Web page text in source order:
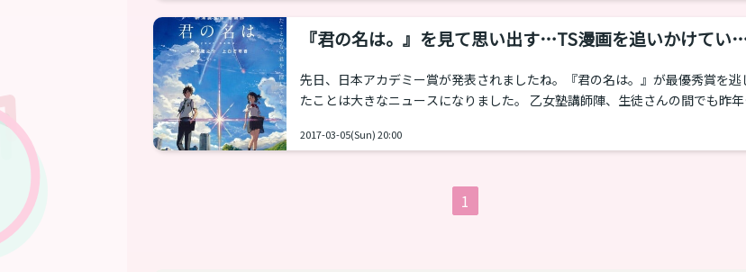
さえない主人公が女装すると美少女に見えるという都合の良い（笑）設定です
が、何と登場人物がLGBTだら...
『君の名は。』を見て思い出す…TS漫画を追いかけてい
先日、日本アカデミー賞が発表されましたね。『君の名は。』が最優秀賞を逃
たことは大きなニュースになりました。 乙女塾講師陣、生徒さんの間でも昨
きな感銘を受けたといいます。 『君の名は。』には“トランス要素”が含まれてい
でいたというトランスの方々は多いようです。 ©️「君の名は。」制作委員会 良く
影響を受けた漫画で名前があがる...
2017-03-05(Sun) 20:00
1